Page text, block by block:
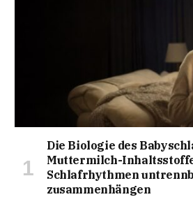
Die Biologie des
Muttermilch-
Schlafrhythmen
zusammenhängen